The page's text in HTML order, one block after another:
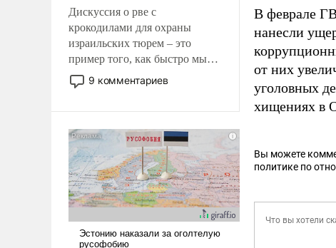
Дискуссия о рве с
крокодилами для охраны
израильских тюрем – это
пример того, как быстро мы
двигаемся по пути
революционных изменений.
псевдонаучной фантастики,
стало всерьез обсуждаемой
идеей.
9 комментариев
В феврале
нанесли
от них
уголовных
хищениях в
Вы можете
политике по